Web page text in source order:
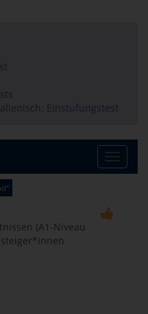
Einstufungstest
Toggle
(A1-Niveau